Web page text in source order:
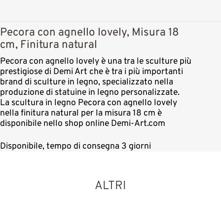
Pecora con agnello lovely, Misura 18
cm, Finitura natural
Pecora con agnello lovely è una tra le sculture più
prestigiose di Demi Art che è tra i più importanti
brand di sculture in legno, specializzato nella
produzione di statuine in legno personalizzate.
La scultura in legno Pecora con agnello lovely
nella finitura natural per la misura 18 cm è
disponibile nello shop online Demi-Art.com
Disponibile, tempo di consegna 3 giorni
ALTRI